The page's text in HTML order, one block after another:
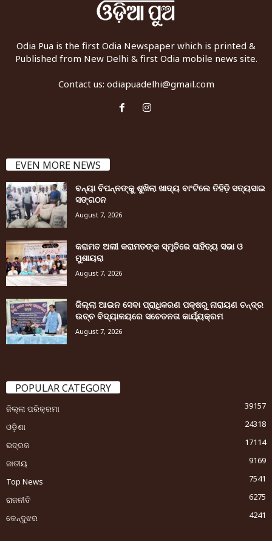
Odia Pua is the first Odia Newspaper which is printed &
Published from New Delhi & first Odia mobile news site.
Contact us: odiapuadelhi@gmail.com
EVEN MORE NEWS
ବନ୍ୟା ବିପନ୍ନଙ୍କୁ ଶୁଖିଲା ଖାଦ୍ୟ ବାଂଟିଲେ ତିହିଡି଼ ସତ୍ୟସାଇ
ସଙ୍ଗଠନ
August 7, 2026
କରାମତ ଅଲୀ କରାମତଙ୍କ ସ୍ମୃତିରେ ସାହିତ୍ୟ ସଭା ଓ
ମୁଶାୟରା
August 7, 2026
ଜିଲ୍ଲା ଆଇନ ସେବା ପ୍ରାଧିକରଣ ପକ୍ଷରୁ ନାରାୟଣ ଚନ୍ଦ୍ର
ଉଚ୍ଚ ବିଦ୍ୟାଳୟରେ ସଚେତନତା କାର୍ଯ୍ୟକ୍ରମ
August 7, 2026
POPULAR CATEGORY
ଜିଲ୍ଲା ପରିକ୍ରମା
39157
ଓଡ଼ିଶା
24318
ଭଦ୍ରକ
17114
ଜାତୀୟ
9169
Top News
7541
ରାଜନୀତି
6275
କେନ୍ଦୁଝର
4241